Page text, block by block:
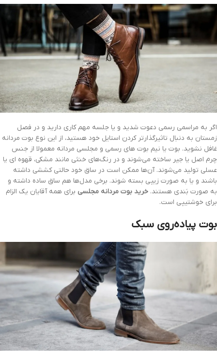
اگر به مراسمی رسمی دعوت شدید و یا جلسه مهم کاری دارید و در فصل
زمستان به دنبال تاثیرگذارتر کردن استایل خود هستید، از این نوع بوت مردانه
غافل نشوید. بوت یا نیم بوت های رسمی و مجلسی مردانه معمولا از جنس
چرم اصل یا جیر ساخته می‌شوند و در رنگ‌های خنثی مانند مشکی، قهوه ای یا
عسلی تولید می‌شوند. آن‌ها ممکن است در ساق خود حالتی کششی داشته
باشند و یا به صورت زیپی بسته شوند. برخی مدل‌ها هم ساق ساده داشته و
به صورت بَندی هستند. خرید بوت مردانه مجلسی برای همه آقایان یک الزام
برای خوشتیپی است.
بوت پیاده‌روی سبک